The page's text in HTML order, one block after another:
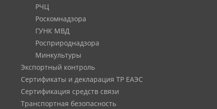
РЧЦ
Роскомнадзора
ГУНК МВД
Росприроднадзора
Минкультуры
Экспортный контроль
Сертификаты и декларация ТР ЕАЭС
Сертификация средств связи
Транспортная безопасность